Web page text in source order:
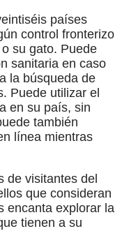
países
control fronterizo
su gato. Puede
sanitaria en caso
la búsqueda de
Puede utilizar el
en su país, sin
también
línea mientras
de visitantes del
que consideran
encanta explorar la
tienen a su